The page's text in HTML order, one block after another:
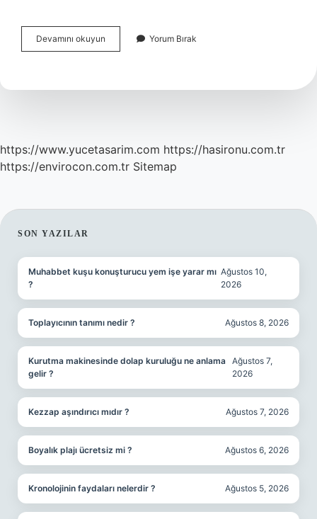
Devamını okuyun
Itikat
Yorum Bırak
https://www.yucetasarim.com https://hasironu.com.tr
https://envirocon.com.tr Sitemap
SIDEBAR
SON YAZILAR
Muhabbet kuşu konuşturucu yem işe yarar mı
?
Ağustos 10,
2026
Toplayıcının tanımı nedir ? Ağustos 8, 2026
Kurutma makinesinde dolap kuruluğu ne anlama
gelir ?
Ağustos 7,
2026
Kezzap aşındırıcı mıdır ? Ağustos 7, 2026
Boyalık plajı ücretsiz mi ? Ağustos 6, 2026
Kronolojinin faydaları nelerdir ? Ağustos 5, 2026